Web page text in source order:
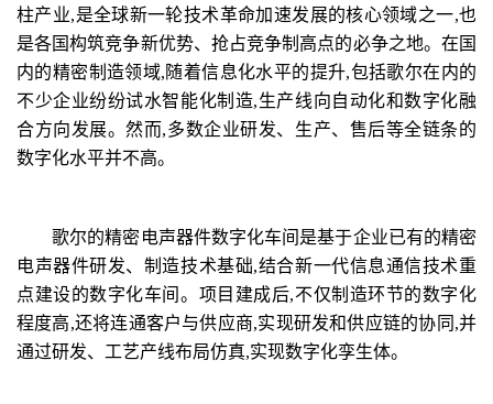
柱产业,是全球新一轮技术革命加速发展的核心领域之一,也
是各国构筑竞争新优势、抢占竞争制高点的必争之地。在国
内的精密制造领域,随着信息化水平的提升,包括歌尔在内的
不少企业纷纷试水智能化制造,生产线向自动化和数字化融
合方向发展。然而,多数企业研发、生产、售后等全链条的
数字化水平并不高。
歌尔的精密电声器件数字化车间是基于企业已有的精密
电声器件研发、制造技术基础,结合新一代信息通信技术重
点建设的数字化车间。项目建成后,不仅制造环节的数字化
程度高,还将连通客户与供应商,实现研发和供应链的协同,并
通过研发、工艺产线布局仿真,实现数字化孪生体。